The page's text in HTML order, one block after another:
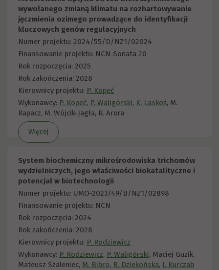
wywołanego zmianą klimatu na rozhartowywanie
jęczmienia ozimego prowadzące do identyfikacji
kluczowych genów regulacyjnych
Numer projektu: 2024/55/D/NZ1/02024
Finansowanie projektu: NCN-Sonata 20
Rok rozpoczęcia: 2025
Rok zakończenia: 2028
Kierownicy projektu: P. Kopeć
Wykonawcy: P. Kopeć, P. Waligórski, K. Laskoś, M.
Rapacz, M. Wójcik-Jagła, R. Arora
Więcej
System biochemiczny mikrośrodowiska trichomów
wydzielniczych, jego właściwości biokatalityczne i
potencjał w biotechnologii
Numer projektu: UMO-2023/49/B/NZ1/02898
Finansowanie projektu: NCN
Rok rozpoczęcia: 2024
Rok zakończenia: 2028
Kierownicy projektu: P. Rodziewicz
Wykonawcy: P. Rodziewicz, P. Waligórski, Maciej Guzik,
Mateusz Szaleniec, M. Bibro, B. Dziekońska, J. Kurczab